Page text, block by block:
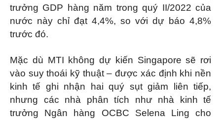
trưởng GDP hàng năm trong quý II/2022 của
nước này chỉ đạt 4,4%, so với dự báo 4,8%
trước đó.
Mặc dù MTI không dự kiến Singapore sẽ rơi
vào suy thoái kỹ thuật – được xác định khi nền
kinh tế ghi nhận hai quý sụt giảm liên tiếp,
nhưng các nhà phân tích như nhà kinh tế
trưởng Ngân hàng OCBC Selena Ling cho